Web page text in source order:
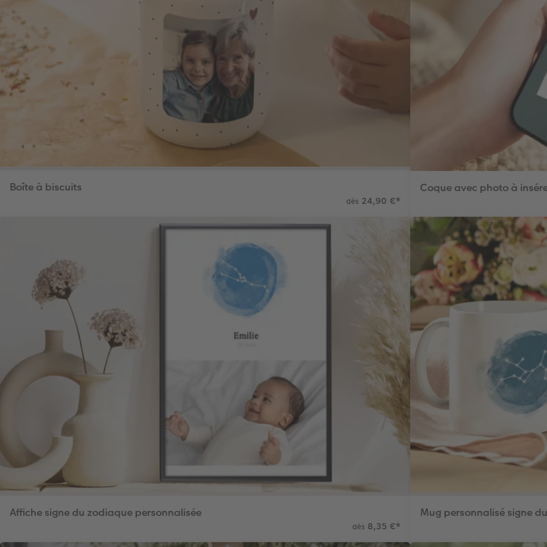
Boîte à biscuits
dès 24,90 €*
Coque avec photo à
Affiche signe du zodiaque personnalisée
dès 8,35 €*
Mug personnalisé signe